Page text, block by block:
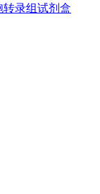
转录组试剂盒